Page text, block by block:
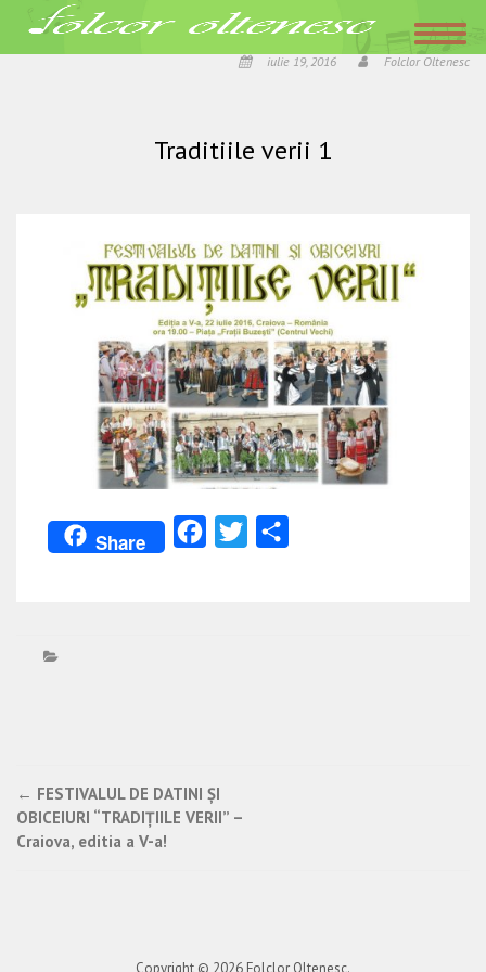
Acasa»FESTIVALUL DE DATINI ŞI OBICEIURI “TRADIŢIILE VERII” – Craiova,
iulie 19, 2016 Folclor Oltenesc
Traditiile verii 1
Share FacebookTwitter
Post
navigation
← FESTIVALUL DE DATINI ŞI
OBICEIURI “TRADIŢIILE VERII” –
Craiova, editia a V-a!